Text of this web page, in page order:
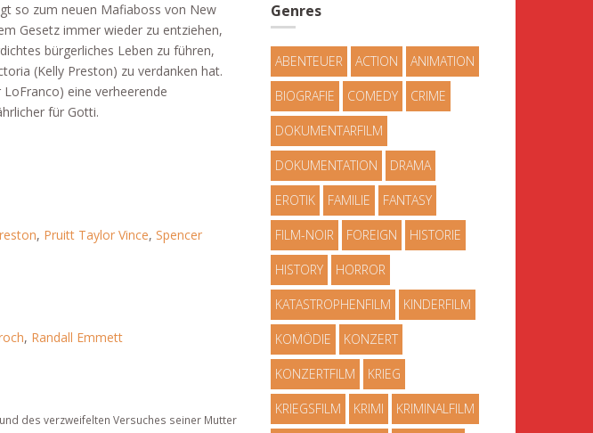
so zum neuen Mafiaboss von New
Gesetz immer wieder zu entziehen,
bürgerliches Leben zu führen,
(Kelly Preston) zu verdanken hat.
LoFranco) eine verheerende
für Gotti.
, Pruitt Taylor Vince, Spencer
, Randall Emmett
des verzweifelten Versuches seiner Mutter
Genres
ABENTEUER ACTION ANIMATION
BIOGRAFIE COMEDY CRIME
DOKUMENTARFILM
DOKUMENTATION DRAMA
EROTIK FAMILIE FANTASY
FILM-NOIR FOREIGN HISTORIE
HISTORY HORROR
KATASTROPHENFILM KINDERFILM
KOMÖDIE KONZERT
KONZERTFILM KRIEG
KRIEGSFILM KRIMI KRIMINALFILM